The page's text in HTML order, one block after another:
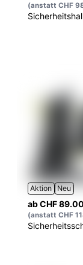
(anstatt CHF
Aktion Neu
ab CHF 89.00
(anstatt CHF